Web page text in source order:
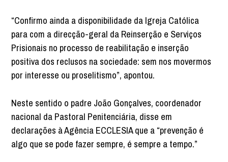
“Confirmo ainda a disponibilidade da Igreja Católica
para com a direcção-geral da Reinserção e Serviços
Prisionais no processo de reabilitação e inserção
positiva dos reclusos na sociedade: sem nos movermos
por interesse ou proselitismo”, apontou.
Neste sentido o padre João Gonçalves, coordenador
nacional da Pastoral Penitenciária, disse em
declarações à Agência ECCLESIA que a “prevenção é
algo que se pode fazer sempre, é sempre a tempo.”